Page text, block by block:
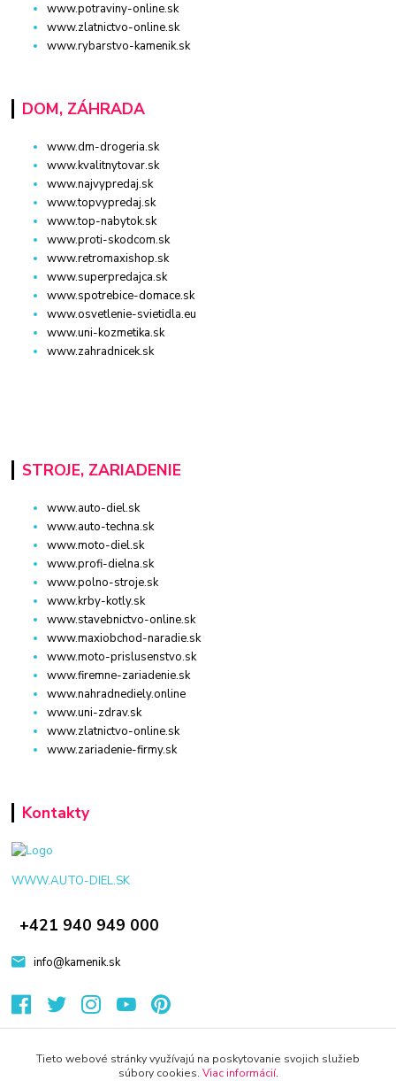
www.potraviny-online.sk
www.zlatnictvo-online.sk
www.rybarstvo-kamenik.sk
DOM, ZÁHRADA
www.dm-drogeria.sk
www.kvalitnytovar.sk
www.najvypredaj.sk
www.topvypredaj.sk
www.top-nabytok.sk
www.proti-skodcom.sk
www.retromaxishop.sk
www.superpredajca.sk
www.spotrebice-domace.sk
www.osvetlenie-svietidla.eu
www.uni-kozmetika.sk
www.zahradnicek.sk
STROJE, ZARIADENIE
www.auto-diel.sk
www.auto-techna.sk
www.moto-diel.sk
www.profi-dielna.sk
www.polno-stroje.sk
www.krby-kotly.sk
www.stavebnictvo-online.sk
www.maxiobchod-naradie.sk
www.moto-prislusenstvo.sk
www.firemne-zariadenie.sk
www.nahradnediely.online
www.uni-zdrav.sk
www.zlatnictvo-online.sk
www.zariadenie-firmy.sk
Kontakty
WWW.AUTO-DIEL.SK
+421 940 949 000
info@kamenik.sk
Tieto webové stránky využívajú na poskytovanie svojich služieb
súbory cookies. Viac informácií.